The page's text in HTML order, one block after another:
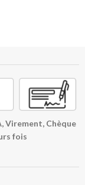
Virement, Chèque
fois